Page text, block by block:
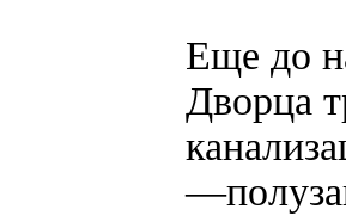
Еще до
Дворца